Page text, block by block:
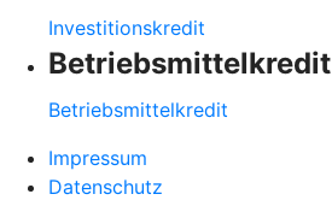
Investitionskredit
Betriebsmittelkredit
Betriebsmittelkredit
Impressum
Datenschutz